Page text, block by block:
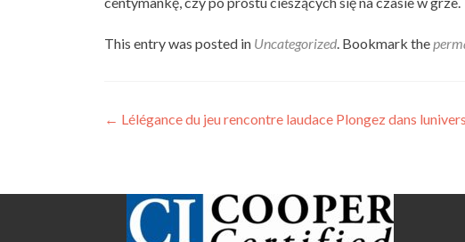
This entry was posted in Uncategorized. Bookmark the
Post
← Lélégance du jeu rencontre laudace Plongez dans